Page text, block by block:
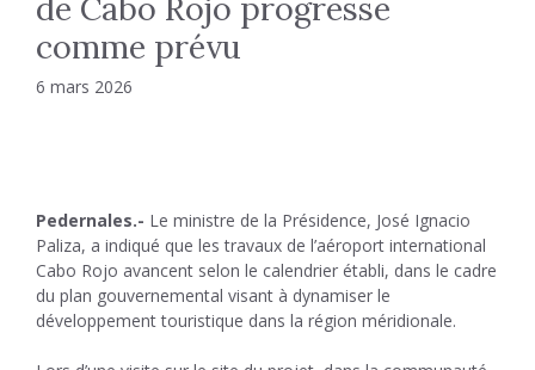
comme prévu
6 mars 2026
Pedernales.- Le ministre de la Présidence, José Ignacio
Paliza, a indiqué que les travaux de l’aéroport international
Cabo Rojo avancent selon le calendrier établi, dans le cadre
du plan gouvernemental visant à dynamiser le
développement touristique dans la région méridionale.